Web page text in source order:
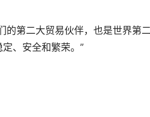
的第二大贸易伙伴，也是世界第
、安全和繁荣。”